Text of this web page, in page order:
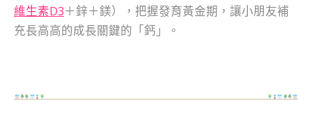
維生素D3＋鋅＋鎂），把握發育黃金期，讓小朋友補
充長高高的成長關鍵的「鈣」。